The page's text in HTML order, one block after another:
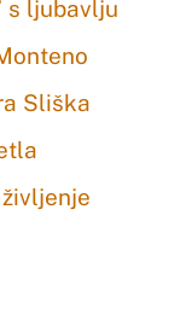
s ljubavlju
Sliška